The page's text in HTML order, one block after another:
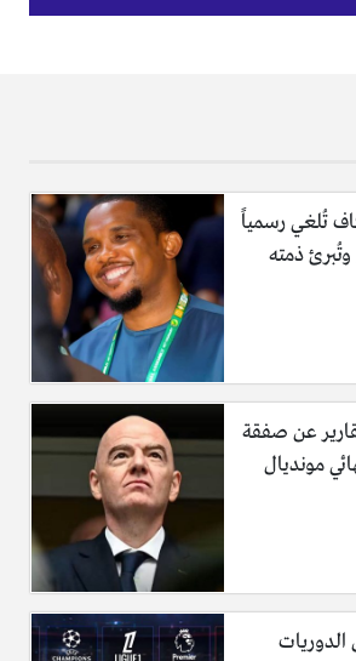
تُلغي رسمياً
ذمته
عن صفقة
مونديال
الدوريات